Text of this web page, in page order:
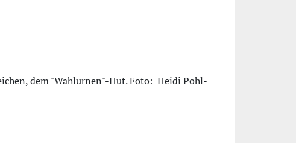
dem "Wahlurnen"-Hut. Foto: Heidi Pohl-